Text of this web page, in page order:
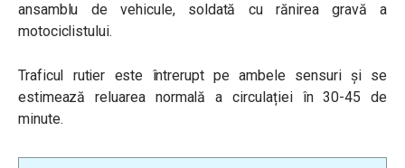
ansamblu de vehicule, soldată cu rănirea gravă a
motociclistului.
Traficul rutier este întrerupt pe ambele sensuri și se
estimează reluarea normală a circulației în 30-45 de
minute.